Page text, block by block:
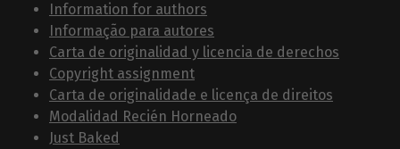
Information for authors
Informação para autores
Carta de originalidad y licencia de derechos
Copyright assignment
Carta de originalidade e licença de direitos
Modalidad Recién Horneado
Just Baked